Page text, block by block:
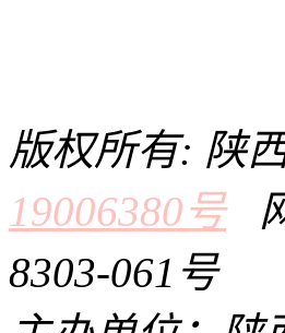
版权所有: 陕
19006380号网
8303-061号